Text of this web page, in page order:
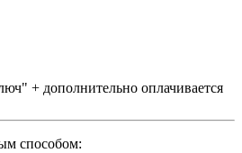
+ дополнительно оплачивается
способом: